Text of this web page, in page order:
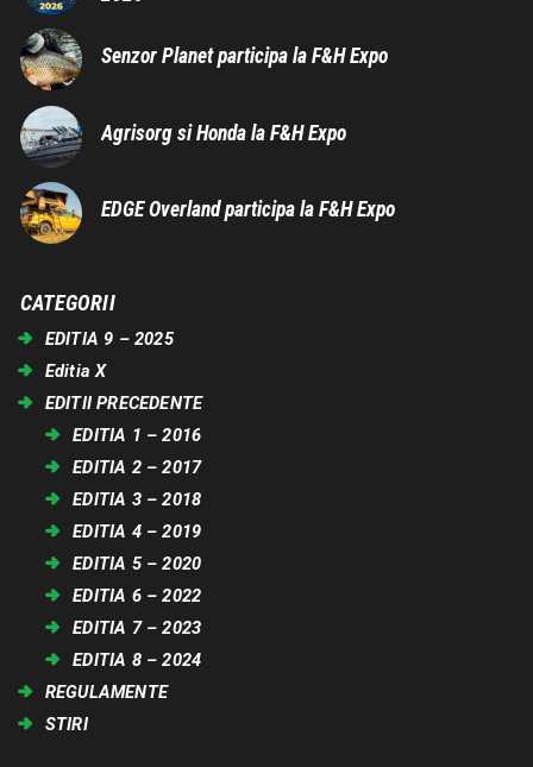
Senzor Planet participa la F&H Expo
Agrisorg si Honda la F&H Expo
EDGE Overland participa la F&H Expo
CATEGORII
EDITIA 9 – 2025
Editia X
EDITII PRECEDENTE
EDITIA 1 – 2016
EDITIA 2 – 2017
EDITIA 3 – 2018
EDITIA 4 – 2019
EDITIA 5 – 2020
EDITIA 6 – 2022
EDITIA 7 – 2023
EDITIA 8 – 2024
REGULAMENTE
STIRI